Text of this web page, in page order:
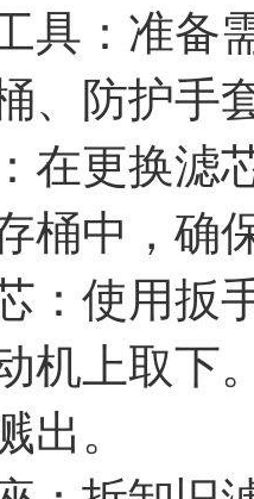
具：准备
、防护手
在更换滤
桶中，确
：使用扳
机上取下
出。